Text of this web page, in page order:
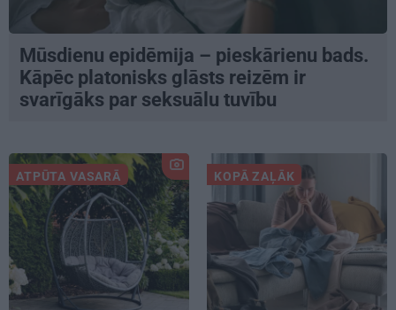
Mūsdienu epidēmija – pieskārienu bads.
Kāpēc platonisks glāsts reizēm ir
svarīgāks par seksuālu tuvību
ATPŪTA VASARĀ KOPĀ ZAĻĀK